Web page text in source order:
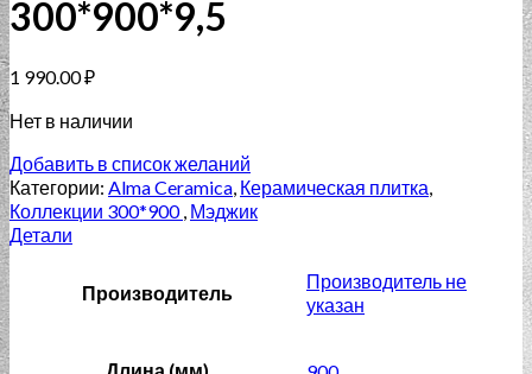
300*900*9,5
1 990.00₽
Нет в наличии
Добавить в список желаний
Категории: Alma Ceramica, Керамическая плитка,
Коллекции 300*900, Мэджик
Детали
Производитель
Производитель не
указан